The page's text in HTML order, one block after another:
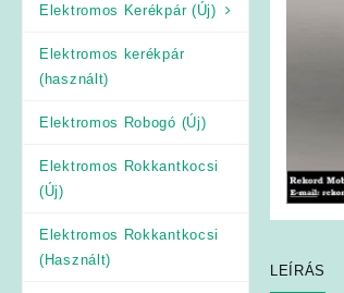
Elektromos Kerékpár (Új)
Elektromos kerékpár
(használt)
Elektromos Robogó (Új)
Elektromos Rokkantkocsi
(Új)
Elektromos Rokkantkocsi
(Használt)
LEÍRÁS